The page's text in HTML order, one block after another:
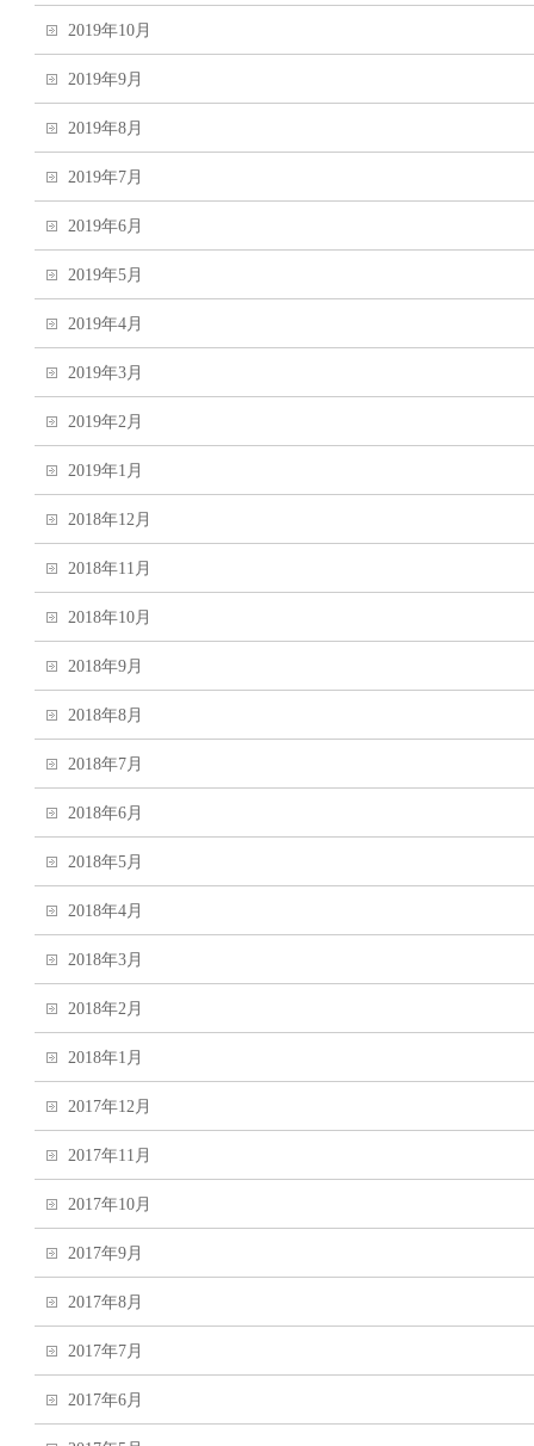
2019年10月
2019年9月
2019年8月
2019年7月
2019年6月
2019年5月
2019年4月
2019年3月
2019年2月
2019年1月
2018年12月
2018年11月
2018年10月
2018年9月
2018年8月
2018年7月
2018年6月
2018年5月
2018年4月
2018年3月
2018年2月
2018年1月
2017年12月
2017年11月
2017年10月
2017年9月
2017年8月
2017年7月
2017年6月